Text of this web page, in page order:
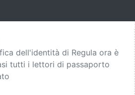
dell'identità di Regula ora è
tutti i lettori di passaporto